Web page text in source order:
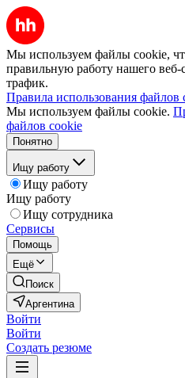
Мы используем файлы cookie,
правильную работу нашего веб-
трафик.
Правила использования файлов
Мы используем файлы cookie.
файлов cookie
Понятно
Ищу работу
Ищу работу
Ищу работу
Ищу сотрудника
Сервисы
Помощь
Ещё
Поиск
Аргентина
Войти
Войти
Создать резюме